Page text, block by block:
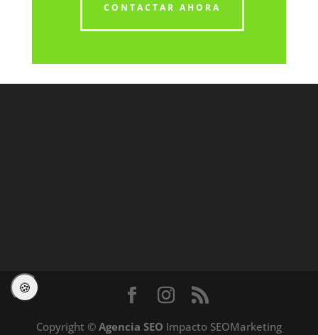
CONTACTAR AHORA
Copyright © Agencia SEO Impacto SEOMarketing